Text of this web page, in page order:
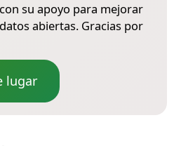
su apoyo para mejorar
abiertas. Gracias por
lugar